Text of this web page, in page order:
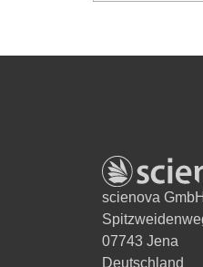
scienova GmbH
07743 Jena
Deutschland